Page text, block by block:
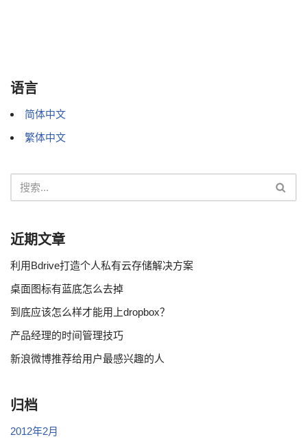
语言
简体中文
繁体中文
近期文章
利用Bdrive打造个人私有云存储解决方案
桌面图标有蓝底怎么去掉
到底应该怎么样才能用上dropbox？
产品经理的时间管理技巧
新浪微博推荐给用户最感兴趣的人
归档
2012年2月